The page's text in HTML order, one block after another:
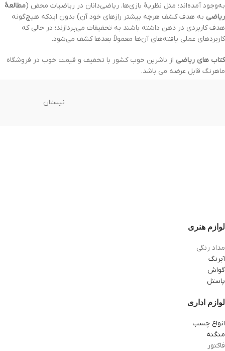
به‌وجود آمده‌اند؛ مثل نظریهٔ بازی‌ها. ریاضی‌دانان در ریاضیات محض (مطالعهٔ
ریاضی به هدف کشف هرچه بیشتر رازهای خود آن) بدون اینکه هیچ‌گونه
هدف کاربردی در ذهن داشته باشند به تحقیقات می‌پردازند؛ در حالی که
کاربردهای عملی یافته‌های آن‌ها معمولاً بعدها کشف می‌شود.
کتاب های ریاضی از ناشرین خوب کشور با تخفیف و قیمت خوب در فروشگاه
ماهرنگ قابل عرضه می باشد.
نیستان
لوازم هنری
مداد رنگی
آبرنگ
گواش
پاستل
لوازم اداری
انواع چسب
منگنه
فاکتور